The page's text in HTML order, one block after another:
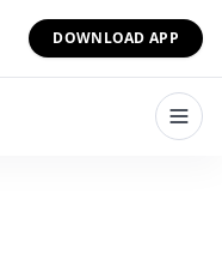
DOWNLOAD APP